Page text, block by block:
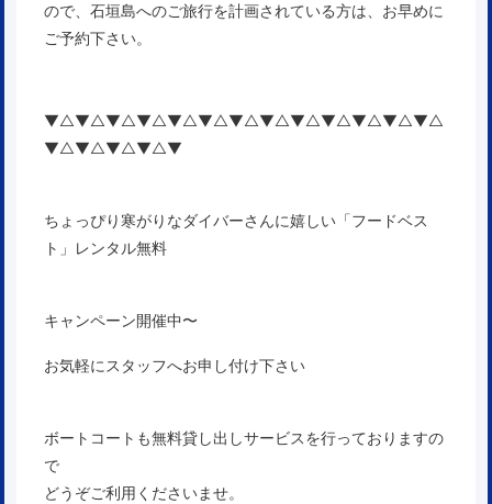
ので、石垣島へのご旅行を計画されている方は、お早めに
ご予約下さい。
▼△▼△▼△▼△▼△▼△▼△▼△▼△▼△▼△▼△▼△
▼△▼△▼△▼△▼
ちょっぴり寒がりなダイバーさんに嬉しい「フードベス
ト」レンタル無料
キャンペーン開催中〜
お気軽にスタッフへお申し付け下さい
ボートコートも無料貸し出しサービスを行っておりますの
で
どうぞご利用くださいませ。